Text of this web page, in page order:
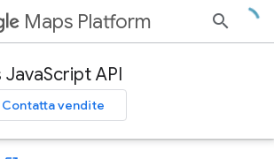
Maps Platform
JavaScript API
Contatta vendite